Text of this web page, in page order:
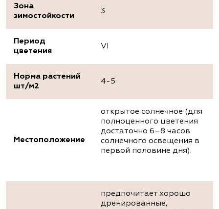
Зона
зимостойкости
3
Период
цветения
VI
Норма растений
шт/м2
4-5
Местоположение
открытое солнечное (для
полноценного цветения
достаточно 6–8 часов
солнечного освещения в
первой половине дня).
предпочитает хорошо
дренированные,